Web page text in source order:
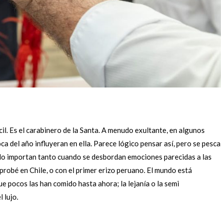
Es el carabinero de la Santa. A menudo exultante, en algunos
del año influyeran en ella. Parece lógico pensar así, pero se pesca
importan tanto cuando se desbordan emociones parecidas a las
en Chile, o con el primer erizo peruano. El mundo está
pocos las han comido hasta ahora; la lejanía o la semi
lujo.